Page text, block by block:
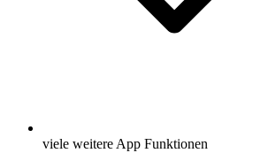
viele weitere App Funktionen